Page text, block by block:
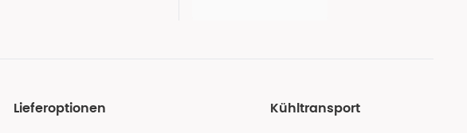
Lieferoptionen Kühltransport